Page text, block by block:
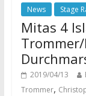
News Stage
Mitas 4
2019/04/13
Trommer,